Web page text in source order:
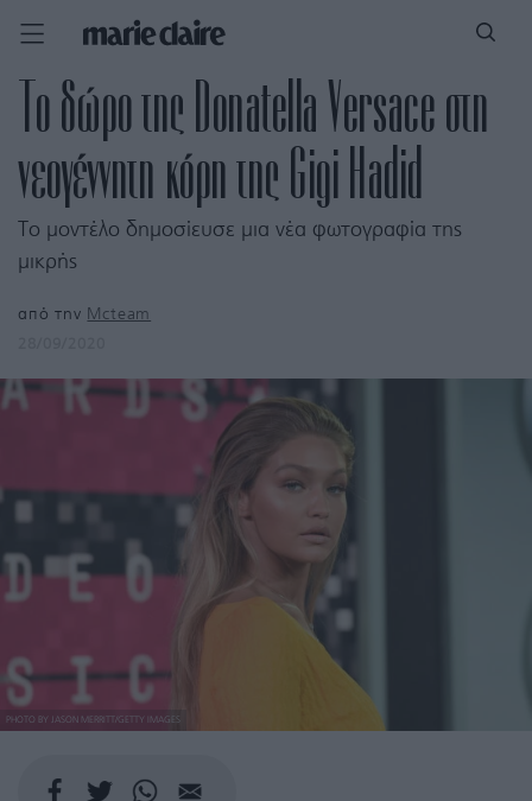
Το δώρο της Donatella Versace στη
νεογέννητη κόρη της Gigi Hadid
Το μοντέλο δημοσίευσε μια νέα φωτογραφία της
μικρής
από την Mcteam
PHOTO BY JASON MERRITT/GETTY IMAGES